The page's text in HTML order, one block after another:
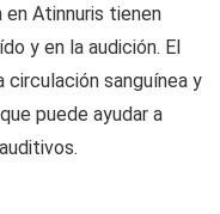
Atinnuris tienen
y en la audición. El
circulación sanguínea y
puede ayudar a